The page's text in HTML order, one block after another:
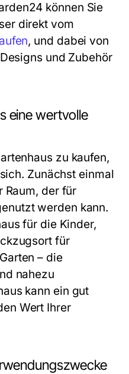
können Sie
direkt vom
, und dabei von
und Zubehör
eine wertvolle
zu kaufen,
Zunächst einmal
Raum, der für
werden kann.
für die Kinder,
für
– die
nahezu
kann ein gut
Wert Ihrer